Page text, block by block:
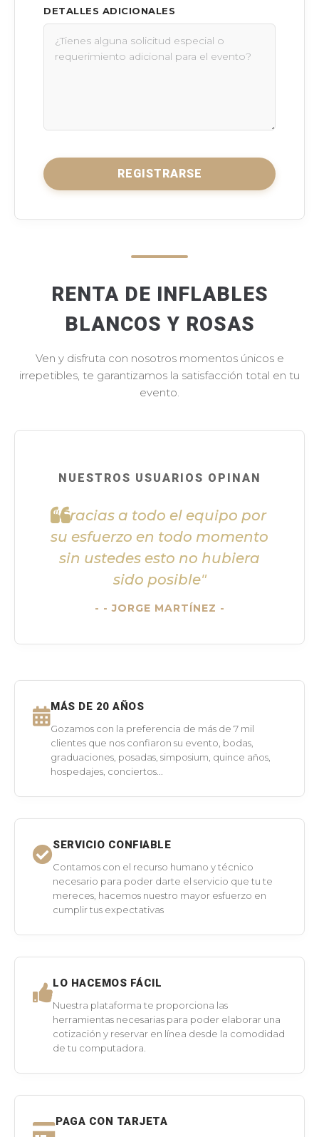
DETALLES ADICIONALES
REGISTRARSE
RENTA DE INFLABLES
BLANCOS Y ROSAS
Ven y disfruta con nosotros momentos únicos e
irrepetibles, te garantizamos la satisfacción total en tu
evento.
NUESTROS USUARIOS OPINAN
"Gracias a todo el equipo por
su esfuerzo en todo momento
sin ustedes esto no hubiera
sido posible"
- JORGE MARTÍNEZ -
MÁS DE 20 AÑOS
Gozamos con la preferencia de más de 7 mil
clientes que nos confiaron su evento, bodas,
graduaciones, posadas, simposium, quince años,
hospedajes, conciertos...
SERVICIO CONFIABLE
Contamos con el recurso humano y técnico
necesario para poder darte el servicio que tu te
mereces, hacemos nuestro mayor esfuerzo en
cumplir tus expectativas
LO HACEMOS FÁCIL
Nuestra plataforma te proporciona las
herramientas necesarias para poder elaborar una
cotización y reservar en línea desde la comodidad
de tu computadora.
PAGA CON TARJETA